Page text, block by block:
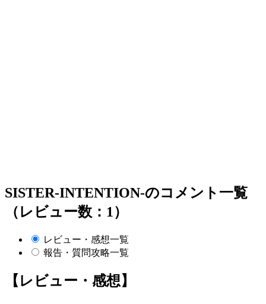
SISTER-INTENTION-のコメント一覧
（レビュー数：1）
レビュー・感想一覧
報告・質問攻略一覧
【レビュー・感想】